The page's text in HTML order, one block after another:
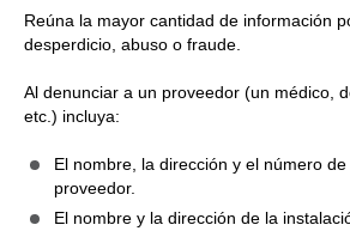
Reúna la mayor cantidad de información
desperdicio, abuso o fraude.
Al denunciar a un proveedor (un médico,
etc.) incluya:
El nombre, la dirección y el número
proveedor.
El nombre y la dirección de la